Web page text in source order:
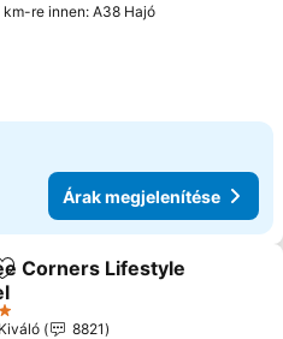
km-re innen: A38 Hajó
Árak megjelenítése
Hozzáadás a kedvencekhez
Corners Lifestyle
Kiváló
8821